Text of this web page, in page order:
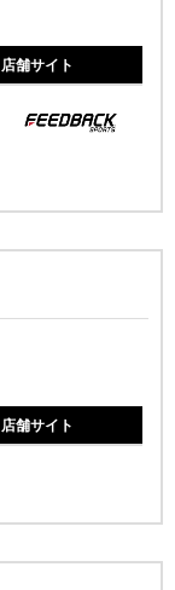
店舗サイト
店舗サイト